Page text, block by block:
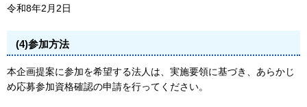
令和8年2月2日
(4)参加方法
本企画提案に参加を希望する法人は、実施要領に基づき、あらかじ
め応募参加資格確認の申請を行ってください。